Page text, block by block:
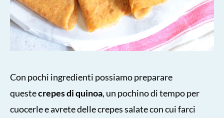
Con pochi ingredienti possiamo preparare
questecrepes di quinoa, un pochino di tempo per
cuocerle e avrete delle crepes salate con cui farci